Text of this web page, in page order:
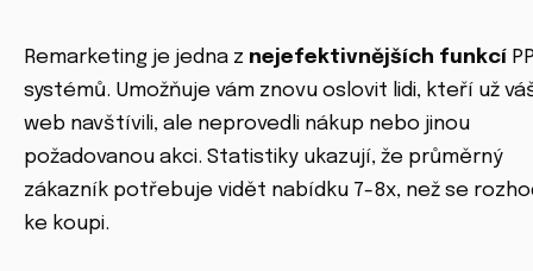
Remarketing je jedna z nejefektivnějších funkcí
systémů. Umožňuje vám znovu oslovit lidi, kteří už
web navštívili, ale neprovedli nákup nebo jinou
požadovanou akci. Statistiky ukazují, že průměrný
zákazník potřebuje vidět nabídku 7-8x, než se
ke koupi.